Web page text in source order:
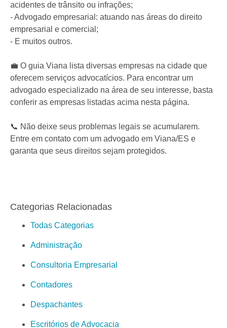
acidentes de trânsito ou infrações;
- Advogado empresarial: atuando nas áreas do direito
empresarial e comercial;
- E muitos outros.
💼 O guia Viana lista diversas empresas na cidade que
oferecem serviços advocatícios. Para encontrar um
advogado especializado na área de seu interesse, basta
conferir as empresas listadas acima nesta página.
📞 Não deixe seus problemas legais se acumularem.
Entre em contato com um advogado em Viana/ES e
garanta que seus direitos sejam protegidos.
Categorias Relacionadas
Todas Categorias
Administração
Consultoria Empresarial
Contadores
Despachantes
Escritórios de Advocacia